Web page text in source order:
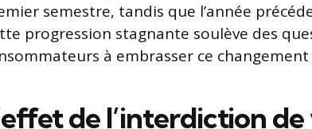
semestre, tandis que l’année
progression stagnante soulève des
à embrasser ce
de l’interdiction